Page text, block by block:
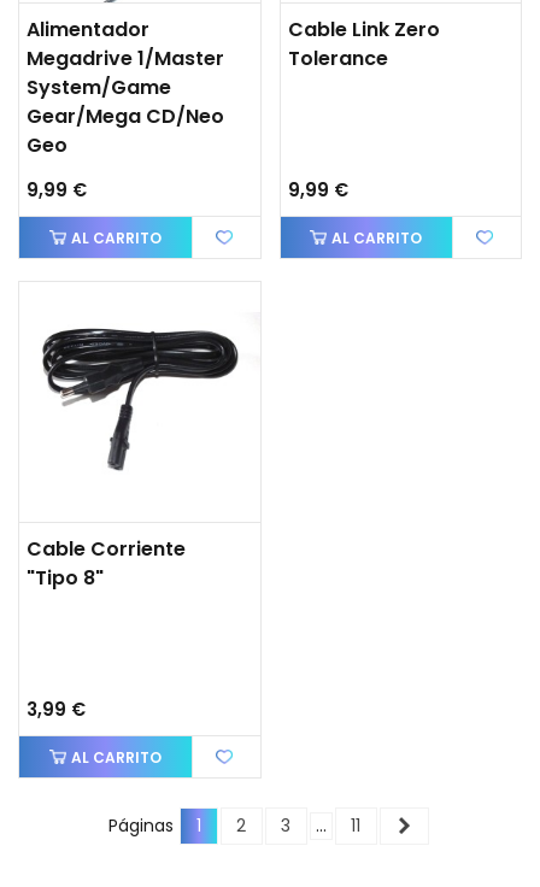
Alimentador
Megadrive 1/Master
System/Game
Gear/Mega CD/Neo
Geo
9,99 €
AL CARRITO
Cable Link Zero
Tolerance
9,99 €
AL CARRITO
Cable Corriente
"tipo 8"
3,99 €
AL CARRITO
Páginas 1 2 3 … 11